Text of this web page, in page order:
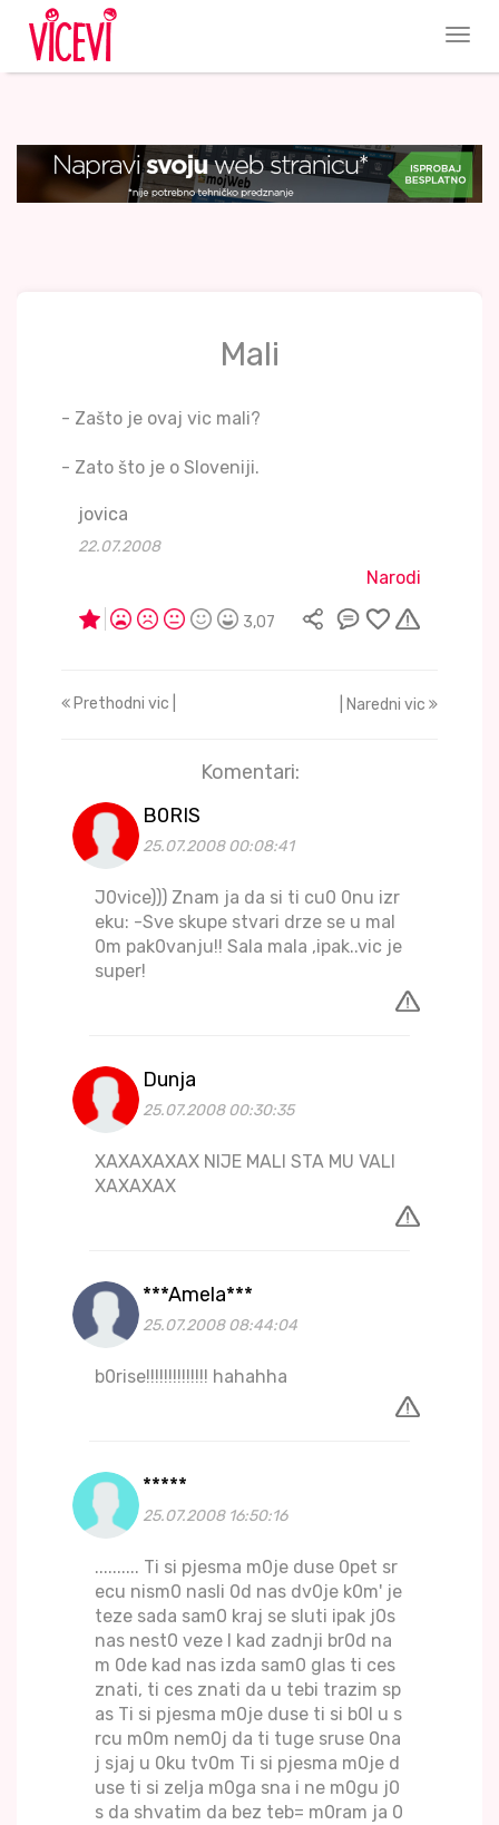
Mali
- Zašto je ovaj vic mali?
- Zato što je o Sloveniji.
jovica
22.07.2008
Narodi
3,07
Prethodni vic | | Naredni vic
Komentari:
B0RIS
25.07.2008 00:08:41
J0vice))) Znam ja da si ti cu0 0nu izr
eku: -Sve skupe stvari drze se u mal
0m pak0vanju!! Sala mala ,ipak..vic je
super!
Dunja
25.07.2008 00:30:35
XAXAXAXAX NIJE MALI STA MU VALI
XAXAXAX
***Amela***
25.07.2008 08:44:04
b0rise!!!!!!!!!!!!!! hahahha
*****
25.07.2008 16:50:16
.......... Ti si pjesma m0je duse 0pet sr
ecu nism0 nasli 0d nas dv0je k0m' je
teze sada sam0 kraj se sluti ipak j0s
nas nest0 veze I kad zadnji br0d na
m 0de kad nas izda sam0 glas ti ces
znati, ti ces znati da u tebi trazim sp
as Ti si pjesma m0je duse ti si b0l u s
rcu m0m nem0j da ti tuge sruse 0na
j sjaj u 0ku tv0m Ti si pjesma m0je d
use ti si zelja m0ga sna i ne m0gu j0
s da shvatim da bez teb= m0ram ja 0